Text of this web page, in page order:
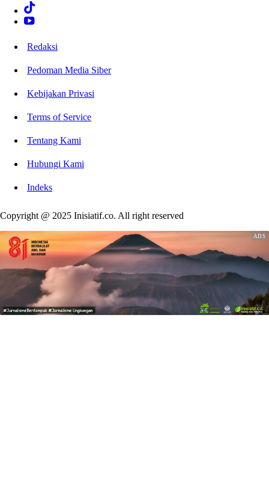
Redaksi
Pedoman Media Siber
Kebijakan Privasi
Terms of Service
Tentang Kami
Hubungi Kami
Indeks
Copyright @ 2025 Inisiatif.co. All right reserved